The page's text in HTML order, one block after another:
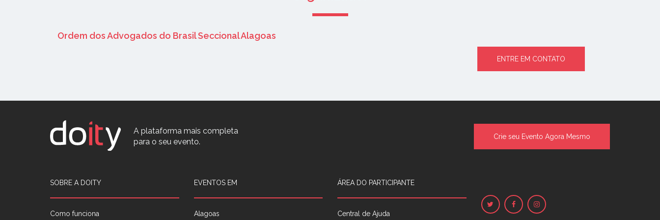
Ordem dos Advogados do Brasil Seccional Alagoas
ENTRE EM CONTATO
A plataforma mais completa
para o seu evento.
Crie seu Evento Agora Mesmo
SOBRE A DOITY
Como funciona
EVENTOS EM
Alagoas
ÁREA DO PARTICIPANTE
Central de Ajuda